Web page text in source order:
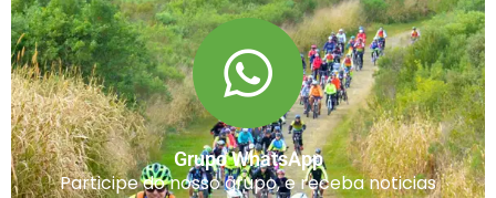
Grupo WhatsApp
Participe do nosso grupo, e receba noticias